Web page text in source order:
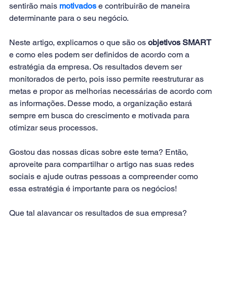
sentirão mais motivados e contribuirão de maneira
determinante para o seu negócio.
Neste artigo, explicamos o que são os objetivos SMART
e como eles podem ser definidos de acordo com a
estratégia da empresa. Os resultados devem ser
monitorados de perto, pois isso permite reestruturar as
metas e propor as melhorias necessárias de acordo com
as informações. Desse modo, a organização estará
sempre em busca do crescimento e motivada para
otimizar seus processos.
Gostou das nossas dicas sobre este tema? Então,
aproveite para compartilhar o artigo nas suas redes
sociais e ajude outras pessoas a compreender como
essa estratégia é importante para os negócios!
Que tal alavancar os resultados de sua empresa?